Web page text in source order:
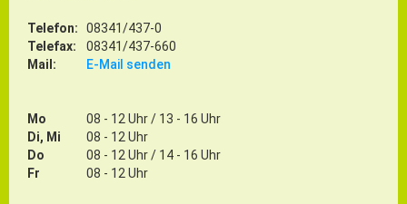
Telefon:
08341/437-0
Telefax:
08341/437-660
Mail:
E-Mail senden
Mo
08 - 12 Uhr / 13 - 16 Uhr
Di, Mi
08 - 12 Uhr
Do
08 - 12 Uhr / 14 - 16 Uhr
Fr
08 - 12 Uhr